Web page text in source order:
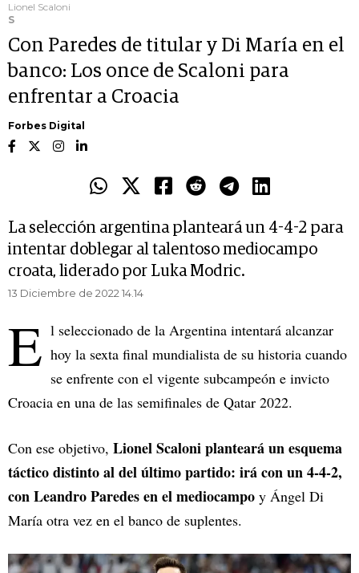
Lionel Scaloni
S
Con Paredes de titular y Di María en el
banco: Los once de Scaloni para
enfrentar a Croacia
Forbes Digital
La selección argentina planteará un 4-4-2 para
intentar doblegar al talentoso mediocampo
croata, liderado por Luka Modric.
13 Diciembre de 2022 14.14
E l seleccionado de la Argentina intentará alcanzar
hoy la sexta final mundialista de su historia cuando
se enfrente con el vigente subcampeón e invicto
Croacia en una de las semifinales de Qatar 2022.
Con ese objetivo, Lionel Scaloni planteará un esquema
táctico distinto al del último partido: irá con un 4-4-2,
con Leandro Paredes en el mediocampo y Ángel Di
María otra vez en el banco de suplentes.